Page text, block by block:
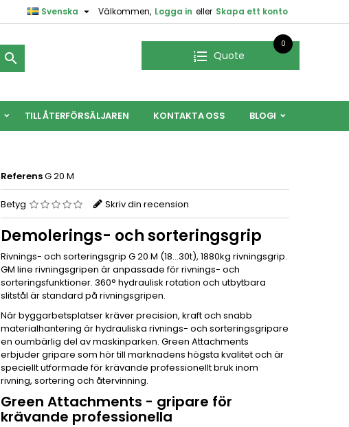
Välkommen, Logga in eller Skapa ett konto
Svenska 
 Quote
0
TILL ÅTERFÖRSÄLJAREN KONTAKTA OSS BLOGI
ReferensG 20 M
Betyg Skriv din recension
Demolerings- och sorteringsgrip
Rivnings- och sorteringsgrip G 20 M (18...30t), 1880kg rivningsgrip.
GM line rivningsgripen är anpassade för rivnings- och
sorteringsfunktioner. 360° hydraulisk rotation och utbytbara
slitstål är standard på rivningsgripen.
När byggarbetsplatser kräver precision, kraft och snabb
materialhantering är hydrauliska rivnings- och sorteringsgripare
en oumbärlig del av maskinparken. Green Attachments
erbjuder gripare som hör till marknadens högsta kvalitet och är
speciellt utformade för krävande professionellt bruk inom
rivning, sortering och återvinning.
Green Attachments - gripare för
krävande professionella